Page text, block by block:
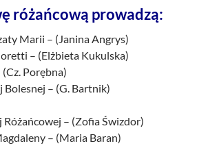
różańcową prowadzą:
Marii – (Janina Angrys)
– (Elżbieta Kukulska)
Porębna)
Bolesnej – (G. Bartnik)
Różańcowej – (Zofia Świzdor)
– (Maria Baran)